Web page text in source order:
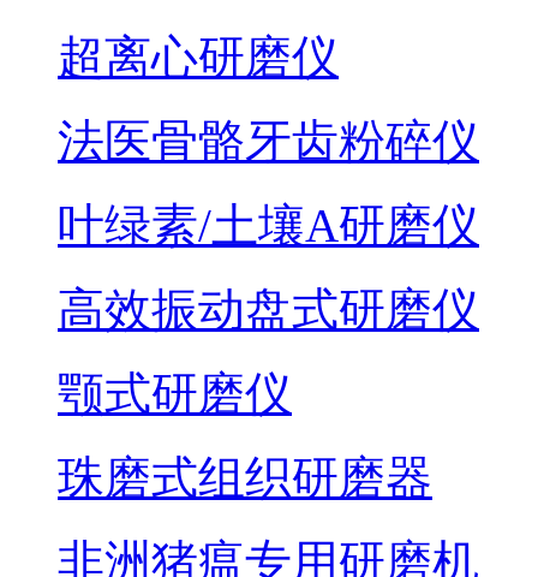
超离心研磨仪
法医骨骼牙齿粉碎仪
叶绿素/土壤A研磨仪
高效振动盘式研磨仪
颚式研磨仪
珠磨式组织研磨器
非洲猪瘟专用研磨机